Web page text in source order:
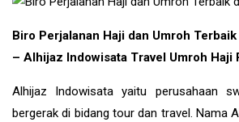
Biro Perjalanan Haji dan Umroh
– Alhijaz Indowisata Travel Umroh Haji
Alhijaz Indowisata yaitu perusahaan
bergerak di bidang tour dan travel. Nama